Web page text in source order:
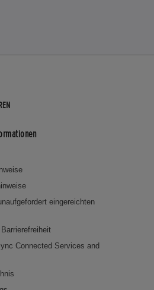
eingereichten
Connected Services and